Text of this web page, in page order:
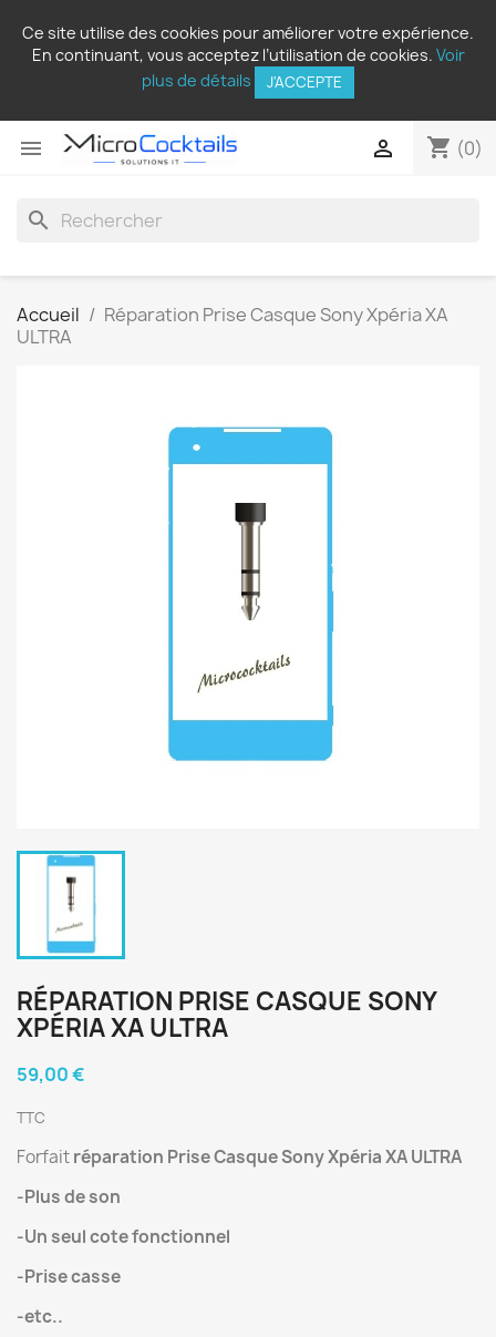
Ce site utilise des cookies pour améliorer votre expérience.
En continuant, vous acceptez l’utilisation de cookies. Voir
plus de détails
J'ACCEPTE
 shopping_cart (0)

search
Accueil
Réparation Prise Casque Sony Xpéria XA
ULTRA
RÉPARATION PRISE CASQUE SONY
XPÉRIA XA ULTRA
59,00 €
TTC
Forfaitréparation Prise Casque Sony Xpéria XA ULTRA
-Plus de son
-Un seul cote fonctionnel
-Prise casse
-etc..